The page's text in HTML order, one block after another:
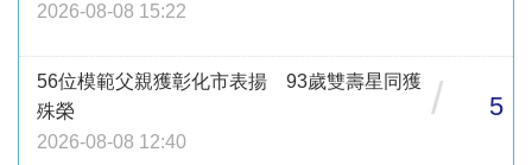
2026-08-08 15:22
56位模範父親獲彰化市表揚 93歲雙壽星同獲
殊榮
2026-08-08 12:40
/ 5